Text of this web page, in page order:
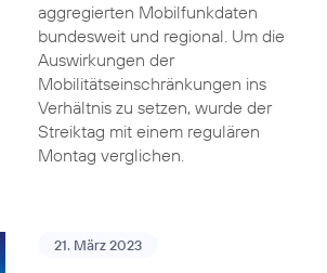
aggregierten Mobilfunkdaten
bundesweit und regional. Um die
Auswirkungen der
Mobilitätseinschränkungen ins
Verhältnis zu setzen, wurde der
Streiktag mit einem regulären
Montag verglichen.
21. März 2023